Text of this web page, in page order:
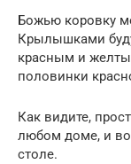
Божью коровку
Крылышками
красным и
половинки
Как видите,
любом доме, и
столе.